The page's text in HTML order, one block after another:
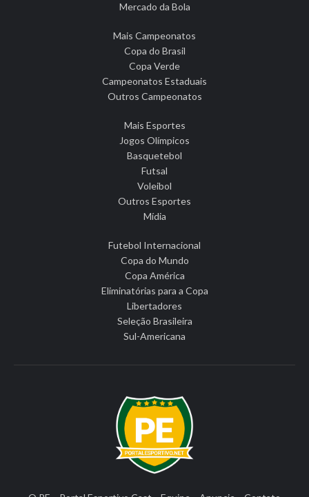
Mercado da Bola
Mais Campeonatos
Copa do Brasil
Copa Verde
Campeonatos Estaduais
Outros Campeonatos
Mais Esportes
Jogos Olímpicos
Basquetebol
Futsal
Voleibol
Outros Esportes
Mídia
Futebol Internacional
Copa do Mundo
Copa América
Eliminatórias para a Copa
Libertadores
Seleção Brasileira
Sul-Americana